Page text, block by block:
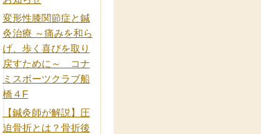
変形性膝関節症と鍼
灸治療 ～痛みを和ら
げ、歩く喜びを取り
戻すために～ コナ
ミスポーツクラブ船
橋４F
【鍼灸師が解説】圧
迫骨折とは？骨折後